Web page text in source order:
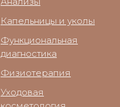
Капельницы и уколы
Функциональная
диагностика
Физиотерапия
Уходовая